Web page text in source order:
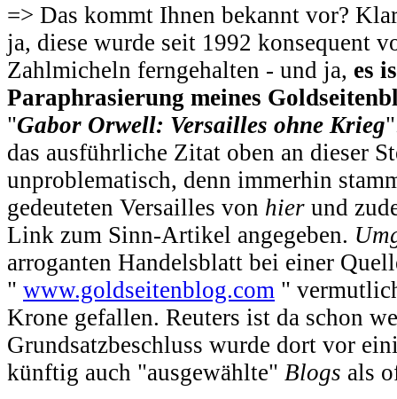
=> Das kommt Ihnen bekannt vor?
ja, diese wurde seit 1992 konsequent
Zahlmicheln ferngehalten - und ja, es
Paraphrasierung meines
"Gabor Orwell: Versailles ohne Krieg
das ausführliche Zitat oben an dieser
unproblematisch, denn immerhin
gedeuteten Versailles von hier und
Link zum Sinn-Artikel angegeben.
arroganten Handelsblatt bei einer
" www.goldseitenblog.com "
Krone gefallen. Reuters ist da schon
Grundsatzbeschluss wurde dort vor
künftig auch "ausgewählte" Blogs als